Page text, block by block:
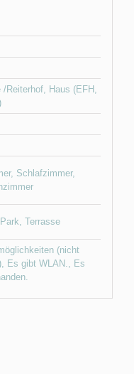
/Reiterhof, Haus (EFH,
, Schlafzimmer,
Terrasse
(nicht
, Es gibt WLAN.
Es